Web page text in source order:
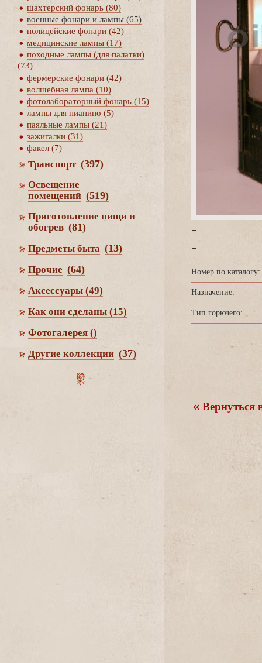
шахтерский фонарь (80)
оенные фонари и лампы (65)
полицейские фонари (42)
медицинские лампы (17)
походные лампы (для палатки)
(73)
фермерские фонари (42)
олшебная лампа (10)
фотолабораторный фонарь (15)
лампы для пианино (5)
паяльные лампы (21)
зажигалки (31)
факел (7)
Транспорт (397)
Освещение
помещений (519)
Приготовление пищи и
обогре (81)
Предметы быта (13)
Прочие (64)
Аксессуары (49)
Как они сделаны (15)
Фотогалерея ()
Другие коллекции (37)
-
-
Номер по каталогу:
Назначение:
Тип горючего:
ернуться